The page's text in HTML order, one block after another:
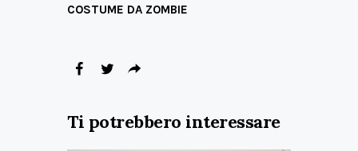
COSTUME DA ZOMBIE
Ti potrebbero interessare